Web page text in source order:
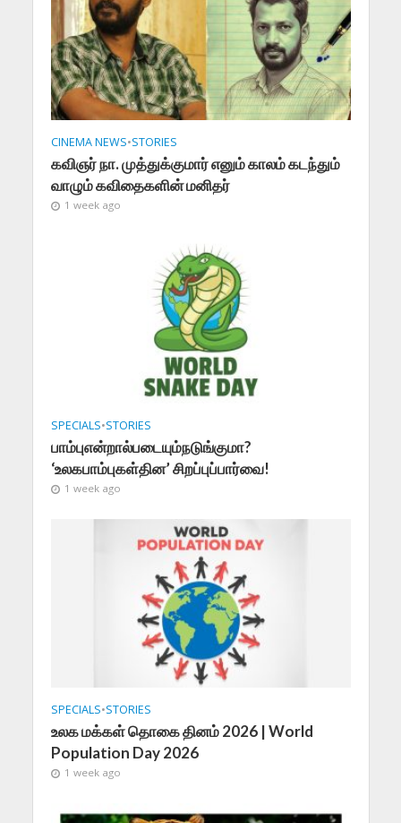
CINEMA NEWS•STORIES
கவிஞர் நா. முத்துக்குமார் எனும் காலம் கடந்தும்
வாழும் கவிதைகளின் மனிதர்
1 week ago
SPECIALS•STORIES
பாம்புஎன்றால்படையும்நடுங்குமா?
‘உலகபாம்புகள்தின’ சிறப்புப்பார்வை!
1 week ago
SPECIALS•STORIES
உலக மக்கள் தொகை தினம் 2026 | World
Population Day 2026
1 week ago